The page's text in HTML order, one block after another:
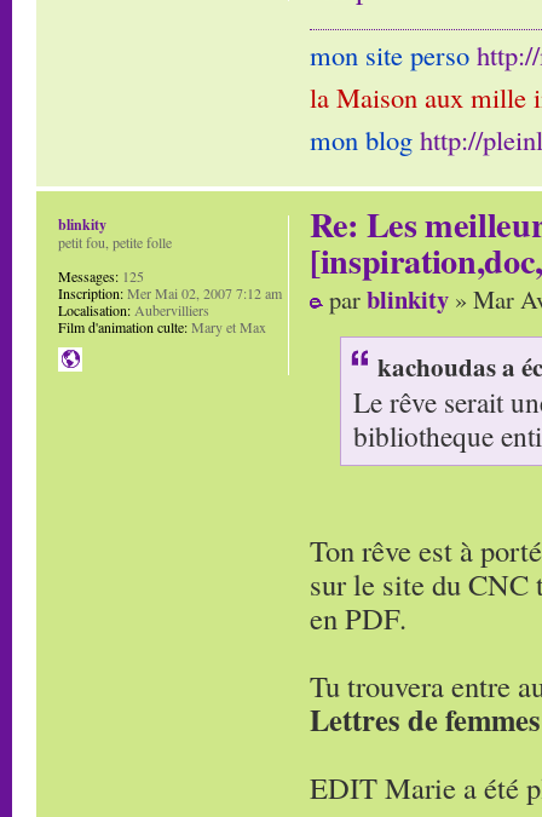
mon site perso
la Maison aux mille
mon blog http://
Re: Les
parblinkity » Mar
kachoudas a
Le rêve serait
bibliotheque
Ton rêve est à
sur le site du CNC
en PDF.
Tu trouvera entre
Lettres de femmes
EDIT Marie a été
blinkity
petit fou, petite folle
Messages: 125
Inscription:Mer Mai 02, 2007 7:12 am
Localisation: Aubervilliers
Film d'animation culte:Mary et Max